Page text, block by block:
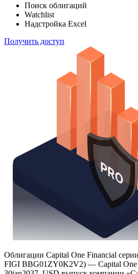
Поиск облигаций
Watchlist
Надстройка Excel
Получить доступ
Облигации Capital One Financial
FIGI BBG01ZY0K2V2) — Capital One